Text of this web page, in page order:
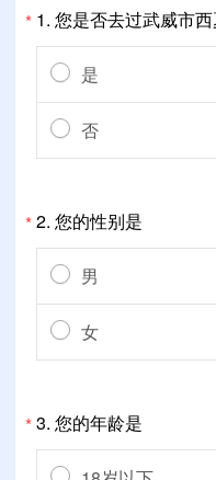
* 1. 您是否去过武威市西
是
否
*2. 您的性别是
男
女
*3. 您的年龄是